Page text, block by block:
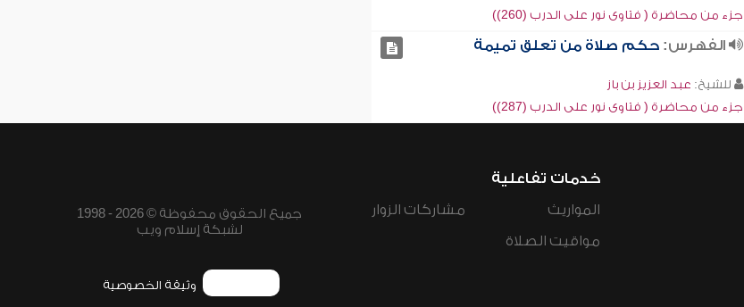
جزء من محاضرة ( فتاوى نور على الدرب (260))
الفهرس: حكم صلاة من تعلق تميمة
للشيخ: عبد العزيز بن باز
جزء من محاضرة ( فتاوى نور على الدرب (287))
خدمات تفاعلية
المواريث
مواقيت الصلاة
مشاركات الزوار
جميع الحقوق محفوظة © 2026 - 1998
لشبكة إسلام ويب
وثيقة الخصوصية